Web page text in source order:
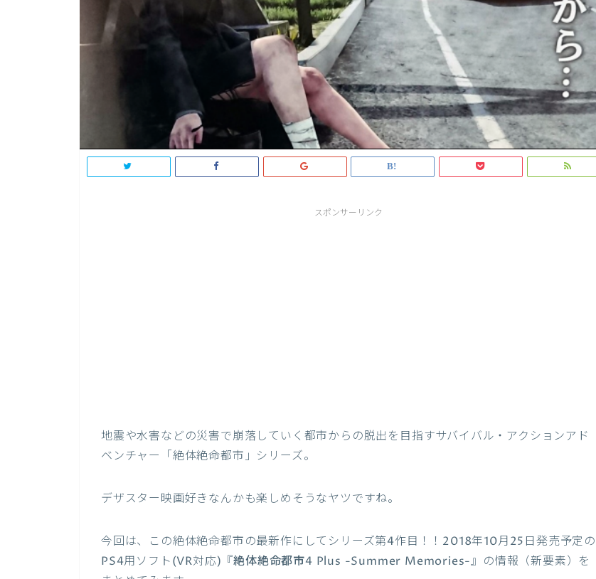
スポンサーリンク
地震や水害などの災害で崩落していく都市からの脱出を目指すサバイバル・アクションアド
ベンチャー「絶体絶命都市」シリーズ。
デザスター映画好きなんかも楽しめそうなヤツですね。
今回は、この絶体絶命都市の最新作にしてシリーズ第4作目！！2018年10月25日発売予定の
PS4用ソフト(VR対応)『絶体絶命都市4 Plus -Summer Memories-』の情報（新要素）を